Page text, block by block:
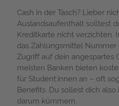
Cash in der Täsch? Lieber
Auslandsaufenthalt solltest
Kreditkarte nicht verzichten.
das Zahlungsmittel
Zugriff auf dein angespartes
meisten Banken bieten
für Student:innen an – oft
Benefits. Du sollest dich
darum kümmern.